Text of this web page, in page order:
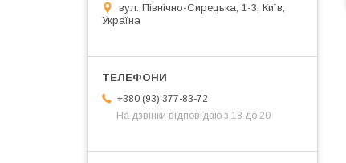
вул. Північно-Сирецька, 1-3, Київ,
Україна
+380 (93) 377-83-72
На дзвінки відповідаю з 18 до 20